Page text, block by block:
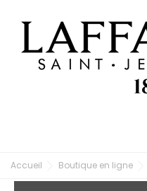
Accueil Boutique en ligne